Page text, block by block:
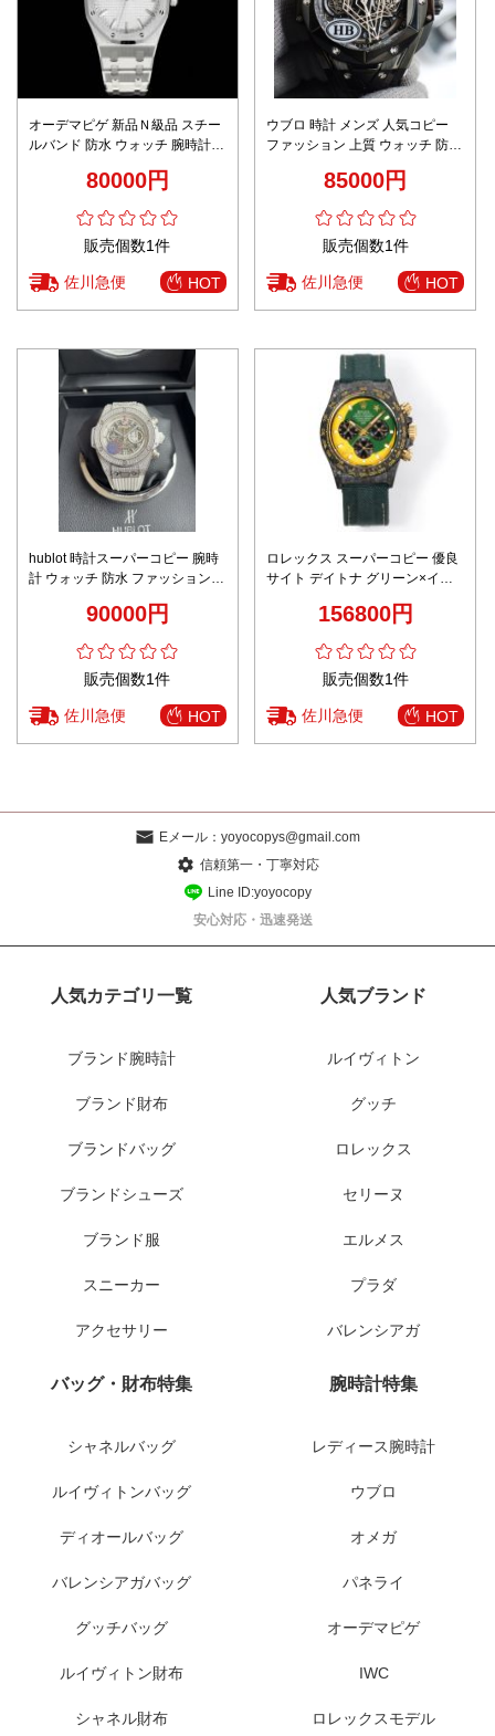
オーデマピゲ 新品Ｎ級品 スチー
ルバンド 防水 ウォッチ 腕時計
80000円
販売個数1件
佐川急便 HOT
ウブロ 時計 メンズ 人気コピー
ファッション 上質 ウォッチ 防水
85000円
販売個数1件
佐川急便 HOT
hublot 時計スーパーコピー 腕時
計 ウォッチ 防水 ファッション
90000円
販売個数1件
佐川急便 HOT
ロレックス スーパーコピー 優良
サイト デイトナ グリーン×イエ
仕上げ 秘密厳守配送
156800円
販売個数1件
佐川急便 HOT
Eメール： yoyocopys@gmail.com
信頼第一・丁寧対応
Line ID:yoyocopy
安心対応・迅速発送
人気カテゴリ一覧
ブランド腕時計
ブランド財布
ブランドバッグ
ブランドシューズ
ブランド服
スニーカー
アクセサリー
人気ブランド
ルイヴィトン
グッチ
ロレックス
セリーヌ
エルメス
プラダ
バレンシアガ
バッグ・財布特集
シャネルバッグ
ルイヴィトンバッグ
ディオールバッグ
バレンシアガバッグ
グッチバッグ
ルイヴィトン財布
シャネル財布
腕時計特集
レディース腕時計
ウブロ
オメガ
パネライ
オーデマピゲ
IWC
ロレックスモデル